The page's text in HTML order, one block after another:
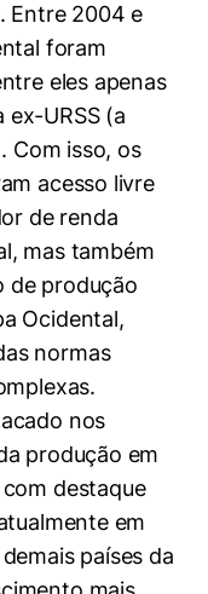
Entre 2004 e
foram
eles apenas
URSS (a
Com isso, os
acesso livre
de renda
mas também
de produção
Ocidental,
normas
nos
produção em
destaque
em
países da